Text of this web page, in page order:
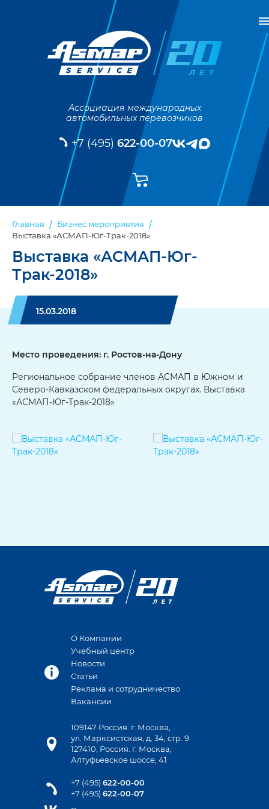
Ассоциация международных
автомобильных перевозчиков
+7 (495) 622-00-07
Главная
Бизнес мероприятия
Выставка «АСМАП-Юг-Трак-2018»
Выставка «АСМАП-Юг-
Трак-2018»
15.03.2018
Место проведения: г. Ростов-на-Дону
Региональное собрание членов АСМАП в Южном и
Северо-Кавказском федеральных округах. Выставка
«АСМАП-Юг-Трак-2018»
О Компании
Учебный центр
Новости
Статьи
Реклама и сотрудничество
Вакансии
109147 Россия. г. Москва,
ул. Марксистская, д. 34, стр. 9
127410, Россия. г. Москва,
Алтуфьевское шоссе, 41
+7 (495) 622-00-00
+7 (495) 622-00-07